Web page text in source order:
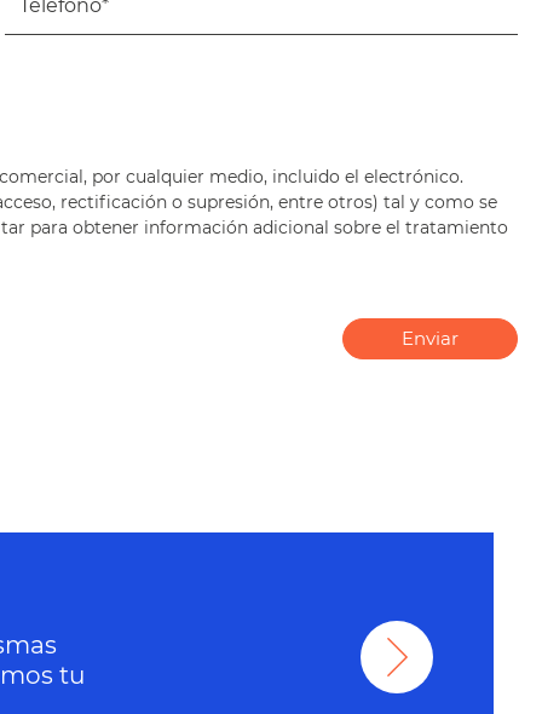
por cualquier medio, incluido el electrónico.
rectificación o supresión, entre otros) tal y como se
para obtener información adicional sobre el tratamiento
Enviar
tu